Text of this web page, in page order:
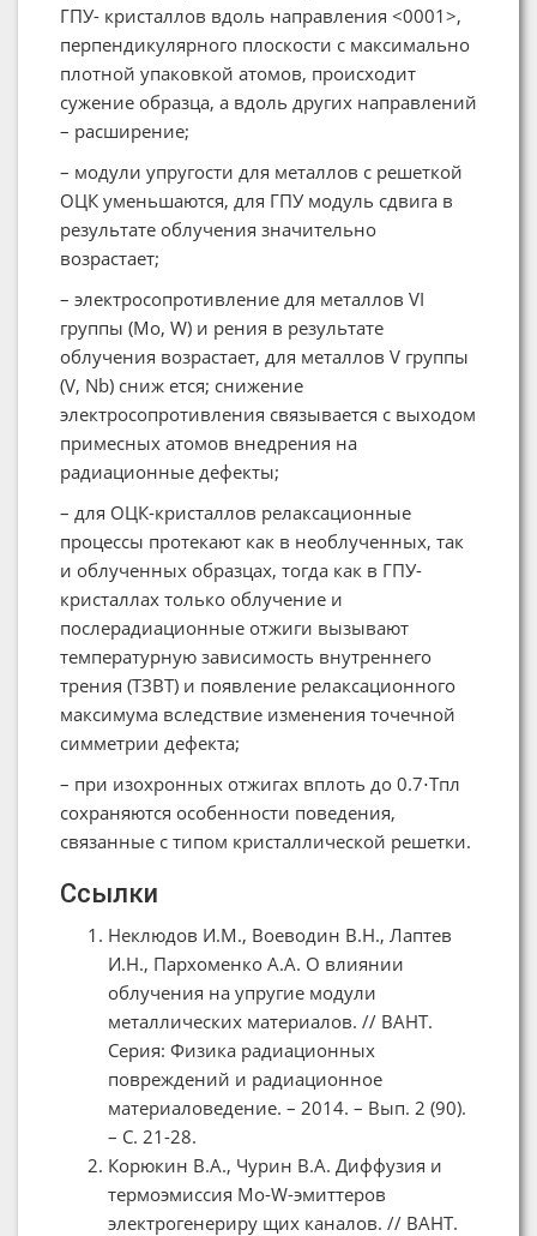
ГПУ- кристаллов вдоль направления <0001>,
перпендикулярного плоскости с максимально
плотной упаковкой атомов, происходит
сужение образца, а вдоль других направлений
– расширение;
– модули упругости для металлов с решеткой
ОЦК уменьшаются, для ГПУ модуль сдвига в
результате облучения значительно
возрастает;
– электросопротивление для металлов VI
группы (Mo, W) и рения в результате
облучения возрастает, для металлов V группы
(V, Nb) сниж ется; снижение
электросопротивления связывается с выходом
примесных атомов внедрения на
радиационные дефекты;
– для ОЦК-кристаллов релаксационные
процессы протекают как в необлученных, так
и облученных образцах, тогда как в ГПУ-
кристаллах только облучение и
послерадиационные отжиги вызывают
температурную зависимость внутреннего
трения (ТЗВТ) и появление релаксационного
максимума вследствие изменения точечной
симметрии дефекта;
– при изохронных отжигах вплоть до 0.7⋅Тпл
сохраняются особенности поведения,
связанные с типом кристаллической решетки.
Ссылки
Неклюдов И.М., Воеводин В.Н., Лаптев
И.Н., Пархоменко А.А. О влиянии
облучения на упругие модули
металлических материалов. // ВАНТ.
Серия: Физика радиационных
повреждений и радиационное
материаловедение. – 2014. – Вып. 2 (90).
– С. 21-28.
Корюкин В.А., Чурин В.А. Диффузия и
термоэмиссия Mo-W-эмиттеров
электрогенериру щих каналов. // ВАНТ.